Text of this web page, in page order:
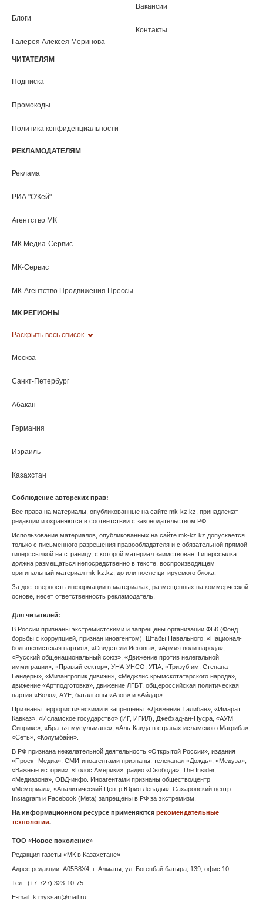
Блоги
Галерея Алексея Меринова
Вакансии
Контакты
ЧИТАТЕЛЯМ
Подписка
Промокоды
Политика конфиденциальности
РЕКЛАМОДАТЕЛЯМ
Реклама
РИА "O'Кей"
Агентство МК
МК.Медиа-Сервис
МК-Сервис
МК-Агентство Продвижения Прессы
МК РЕГИОНЫ
Раскрыть весь список
Москва
Санкт-Петербург
Абакан
Анадырь
Архангельск
Астрахань
Барнаул
Белгород
Биробиджан
Благовещенск
Брянск
Великий Новгород
Владивосток
Владикавказ
Владимир
Волгоград
Вологда
Воронеж
Горно-Алтайск
Грозный
Екатеринбург
Запорожье
Иваново
МК Зарубежом
Германия
Израиль
Казахстан
Киргизия
Турция
Соблюдение авторских прав:
Все права на материалы, опубликованные на сайте mk-kz.kz, принадлежат
редакции и охраняются в соответствии с законодательством РФ.
Использование материалов, опубликованных на сайте mk-kz.kz допускается
только с письменного разрешения правообладателя и с обязательной прямой
гиперссылкой на страницу, с которой материал заимствован. Гиперссылка
должна размещаться непосредственно в тексте, воспроизводящем
оригинальный материал mk-kz.kz, до или после цитируемого блока.
За достоверность информации в материалах, размещенных на коммерческой
основе, несет ответственность рекламодатель.
Для читателей:
В России признаны экстремистскими и запрещены организации ФБК (Фонд
борьбы с коррупцией, признан иноагентом), Штабы Навального, «Национал-
большевистская партия», «Свидетели Иеговы», «Армия воли народа»,
«Русский общенациональный союз», «Движение против нелегальной
иммиграции», «Правый сектор», УНА-УНСО, УПА, «Тризуб им. Степана
Бандеры», «Мизантропик дивижн», «Меджлис крымскотатарского народа»,
движение «Артподготовка», движение ЛГБТ, общероссийская политическая
партия «Воля», АУЕ, батальоны «Азов» и «Айдар».
Признаны террористическими и запрещены: «Движение Талибан», «Имарат
Кавказ», «Исламское государство» (ИГ, ИГИЛ), Джебхад-ан-Нусра, «АУМ
Синрике», «Братья-мусульмане», «Аль-Каида в странах исламского Магриба»,
«Сеть», «Колумбайн».
В РФ признана нежелательной деятельность «Открытой России», издания
«Проект Медиа». СМИ-иноагентами признаны: телеканал «Дождь», «Медуза»,
«Важные истории», «Голос Америки», радио «Свобода», The Insider,
«Медиазона», ОВД-инфо. Иноагентами признаны общество/центр
«Мемориал», «Аналитический Центр Юрия Левады», Сахаровский центр.
Instagram и Facebook (Metа) запрещены в РФ за экстремизм.
На информационном ресурсе применяются рекомендательные
технологии.
ТОО «Новое поколение»
Редакция газеты «МК в Казахстане»
Адрес редакции: A05B8X4, г. Алматы, ул. Богенбай батыра, 139, офис 10.
Тел.: (+7-727) 323-10-75
E-mail: k.myssan@mail.ru